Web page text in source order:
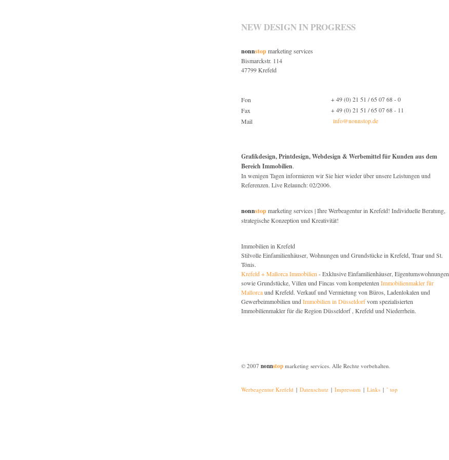
NEW DESIGN IN PROGRESS
nonnstopmarketing services
Bismarckstr. 114
47799 Krefeld
Fon
+ 49 (0) 21 51 / 65 07 68 - 0
Fax
+ 49 (0) 21 51 / 65 07 68 - 11
Mail
info@nonnstop.de
Grafikdesign, Printdesign, Webdesign & Werbemittel für Kunden aus dem
Bereich Immobilien.
In wenigen Tagen informieren wir Sie hier wieder über unsere Leistungen und
Referenzen. Live Relaunch: 02/2006.
nonnstopmarketing services | Ihre Werbeagentur in Krefeld! Individuelle Beratung,
strategische Konzeption und Kreativität!
Immobilien in Krefeld
Stilvolle Einfamilienhäuser, Wohnungen und Grundstücke in Krefeld, Traar und St.
Tönis.
Krefeld + Mallorca Immobilien - Exklusive Einfamilienhäuser, Eigentumswohnungen
sowie Grundstücke, Villen und Fincas vom kompetenten Immobilienmakler für
Mallorcaund Krefeld. Verkauf und Vermietung von Büros, Ladenlokalen und
Gewerbeimmobilien undImmobilien in Düsseldorfvom spezialisierten
Immobilienmakler für die Region Düsseldorf , Krefeld und Niederrhein.
© 2007 nonnstopmarketing services. Alle Rechte vorbehalten.
Werbeagentur Krefeld | Datenschutz | Impressum | Links | ˆ top